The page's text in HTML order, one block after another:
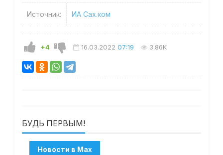
Источник: ИА Сах.ком
+4 16.03.2022 07:19 3.86K
БУДЬ ПЕРВЫМ!